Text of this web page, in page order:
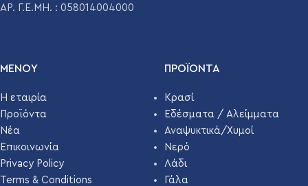
ΑΡ. Γ.Ε.ΜΗ. : 058014004000
ΜΕΝΟΥ
Η εταιρία
Προϊόντα
Νέα
Επικοινωνία
Privacy Policy
Terms & Conditions
ΠΡΟΪΌΝΤΑ
Κρασί
Εδέσματα / Αλείμματα
Αναψυκτικά/Χυμοί
Νερό
Λάδι
Γάλα